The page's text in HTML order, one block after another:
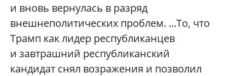
и вновь вернулась в разряд
внешнеполитических проблем. ...То, что
Трамп как лидер республиканцев
и завтрашний республиканский
кандидат снял возражения и позволил